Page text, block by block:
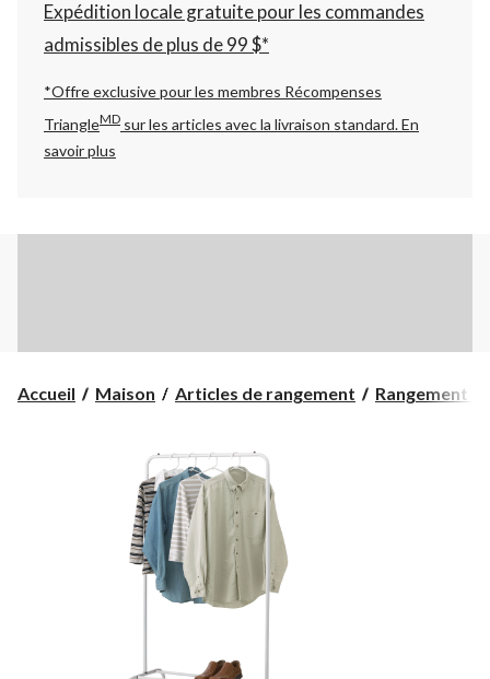
Expédition locale gratuite pour les commandes
admissibles de plus de 99 $*
*Offre exclusive pour les membres Récompenses
TriangleMD sur les articles avec la livraison standard.En
savoir plus
Accueil Maison Articles de rangement Rangement